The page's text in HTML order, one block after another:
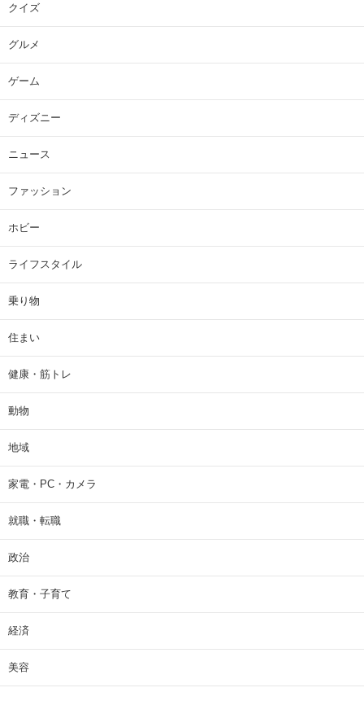
クイズ
グルメ
ゲーム
ディズニー
ニュース
ファッション
ホビー
ライフスタイル
乗り物
住まい
健康・筋トレ
動物
地域
家電・PC・カメラ
就職・転職
政治
教育・子育て
経済
美容